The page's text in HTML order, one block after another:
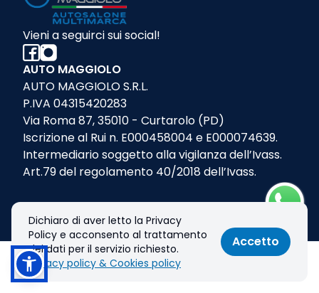
Chiama
Vieni a seguirci sui social!
AUTO MAGGIOLO
AUTO MAGGIOLO S.R.L.
P.IVA 04315420283
Via Roma 87, 35010 - Curtarolo (PD)
Iscrizione al Rui n. E000458004 e E000074639.
Intermediario soggetto alla vigilanza dell’Ivass.
Art.79 del regolamento 40/2018 dell’Ivass.
Contatti
+39 049 557463
vendite@automaggiolo.it
Dichiaro di aver letto la Privacy
Policy e acconsento al trattamento
dei dati per il servizio richiesto.
Privacy policy & Cookies policy
Accetto